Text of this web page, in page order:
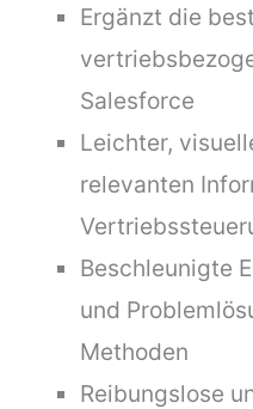
Ergänzt die
Salesforce
Leichter,
relevanten
Beschleunigte
und
Methoden
Reibungslose